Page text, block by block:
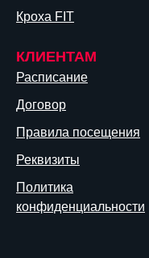
Кроха FIT
КЛИЕНТАМ
Расписание
Договор
Правила посещения
Реквизиты
Политика
конфиденциальности